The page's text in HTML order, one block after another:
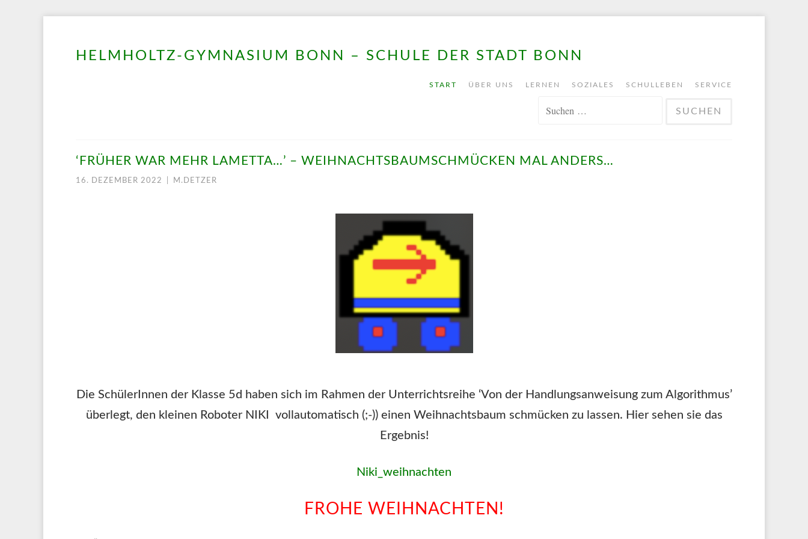
Springe
HELMHOLTZ-GYMNASIUM BONN – SCHULE DER STADT BONN
START ÜBER UNS LERNEN SOZIALES SCHULLEBEN SERVICE
‘FRÜHER WAR MEHR LAMETTA…’ – WEIHNACHTSBAUMSCHMÜCKEN MAL ANDERS…
16. DEZEMBER 2022 M.DETZER
Die SchülerInnen der Klasse 5d haben sich im Rahmen der Unterrichtsreihe ‘Von der Handlungsanweisung zum Algorithmus’
überlegt, den kleinen Roboter NIKI vollautomatisch (;-)) einen Weihnachtsbaum schmücken zu lassen. Hier sehen sie das
Ergebnis!
Niki_weihnachten
FROHE WEIHNACHTEN!